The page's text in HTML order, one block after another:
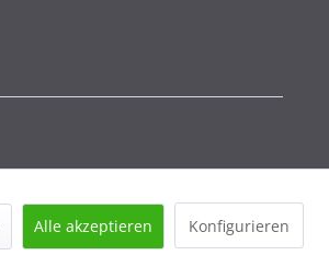
Alle akzeptieren Konfigurieren